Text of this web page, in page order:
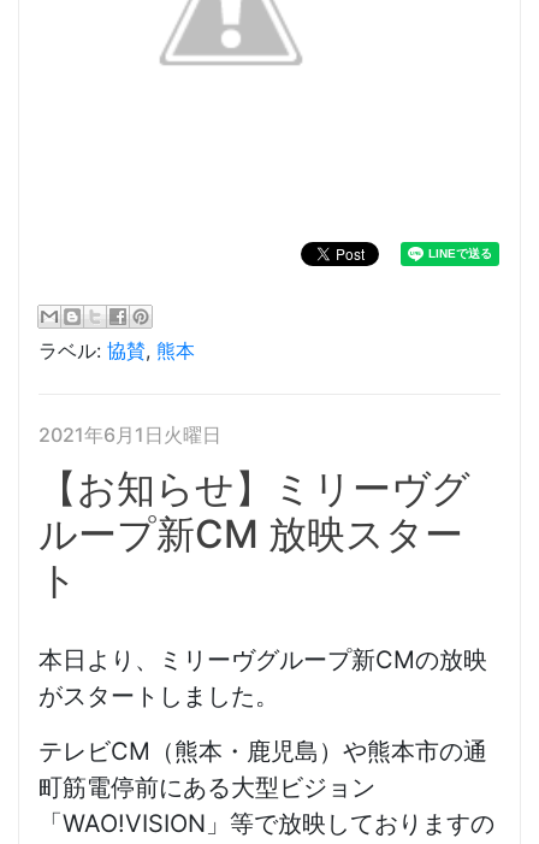
ラベル: 協賛, 熊本
2021年6月1日火曜日
【お知らせ】ミリーヴグ
ループ新CM 放映スター
ト
本日より、ミリーヴグループ新CMの放映
がスタートしました。
テレビCM（熊本・鹿児島）や熊本市の通
町筋電停前にある大型ビジョン
「WAO!VISION」等で放映しておりますの